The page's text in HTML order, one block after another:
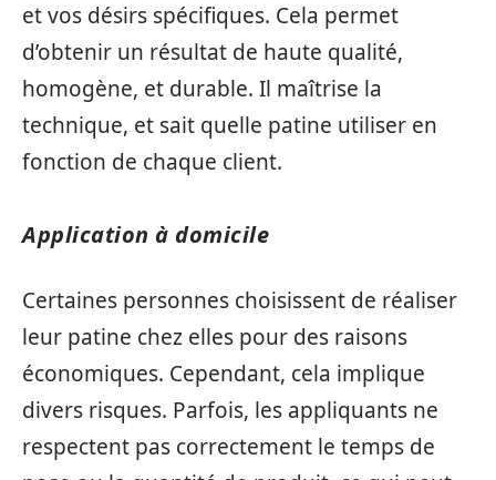
et vos désirs spécifiques. Cela permet
d’obtenir un résultat de haute qualité,
homogène, et durable. Il maîtrise la
technique, et sait quelle patine utiliser en
fonction de chaque client.
Application à domicile
Certaines personnes choisissent de réaliser
leur patine chez elles pour des raisons
économiques. Cependant, cela implique
divers risques. Parfois, les appliquants ne
respectent pas correctement le temps de